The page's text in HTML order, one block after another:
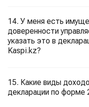
14. У меня есть
доверенности
указать это в
Kaspi.kz?
15. Какие виды
декларации по форме